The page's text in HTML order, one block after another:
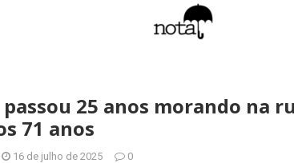
25 anos morando na
71 anos
16 de julho de 2025 0